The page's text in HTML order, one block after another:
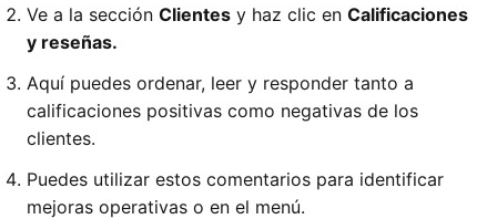
Ve a la sección Clientes y haz clic en Calificaciones
y reseñas.
Aquí puedes ordenar, leer y responder tanto a
calificaciones positivas como negativas de los
clientes.
Puedes utilizar estos comentarios para identificar
mejoras operativas o en el menú.